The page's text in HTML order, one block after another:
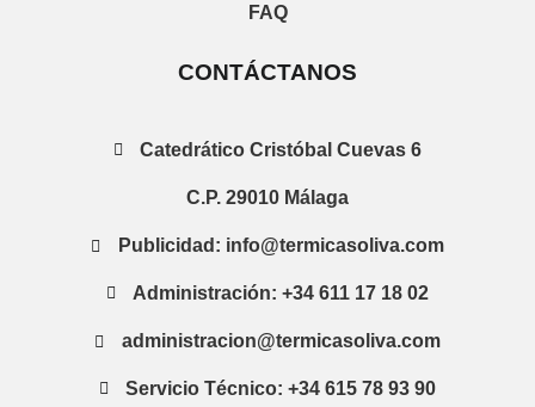
FAQ
CONTÁCTANOS
Catedrático Cristóbal Cuevas 6
C.P. 29010 Málaga
Publicidad: info@termicasoliva.com
Administración: +34 611 17 18 02
administracion@termicasoliva.com
Servicio Técnico: +34 615 78 93 90